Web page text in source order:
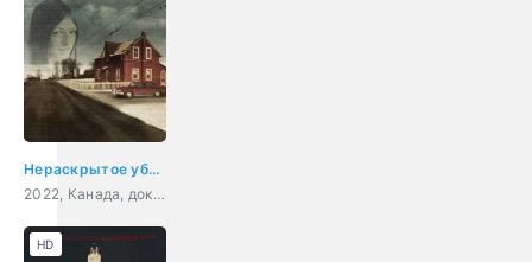
Нераскрытое убийство Беверли Линн Смит
2022, Канада, документальный, криминал, детектив
HD